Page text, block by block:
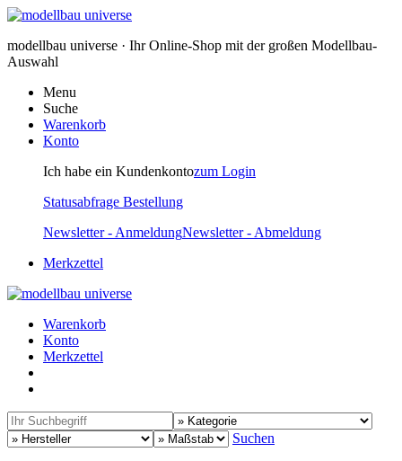
modellbau universe · Ihr Online-Shop mit der großen Modellbau-
Auswahl
Menu
Suche
Warenkorb
Konto
Ich habe ein Kundenkontozum Login
Statusabfrage Bestellung
Newsletter - AnmeldungNewsletter - Abmeldung
Merkzettel
Warenkorb
Konto
Merkzettel
Suchen